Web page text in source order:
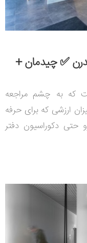
✅ چیدمان +
که به چشم مراجعه
ارزشی که برای حرفه
حتی دکوراسیون دفتر